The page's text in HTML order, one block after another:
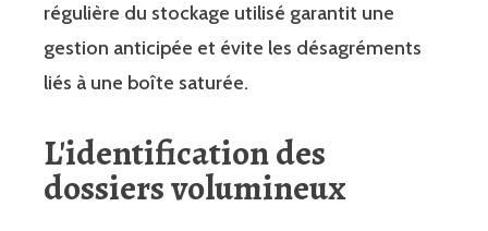
régulière du stockage utilisé garantit une
gestion anticipée et évite les désagréments
liés à une boîte saturée.
L'identification des
dossiers volumineux